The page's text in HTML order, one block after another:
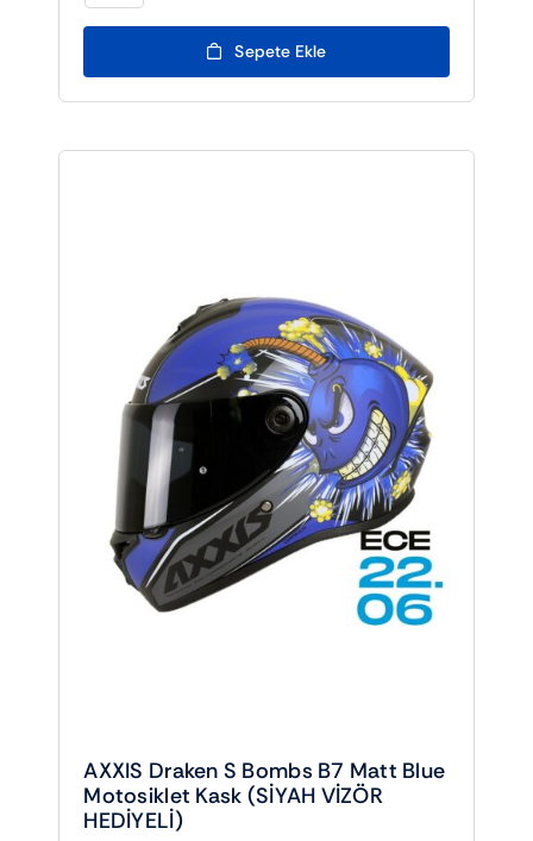
Sepete Ekle
AXXIS Draken S Bombs B7 Matt Blue
Motosiklet Kask (SİYAH VİZÖR
HEDİYELİ)